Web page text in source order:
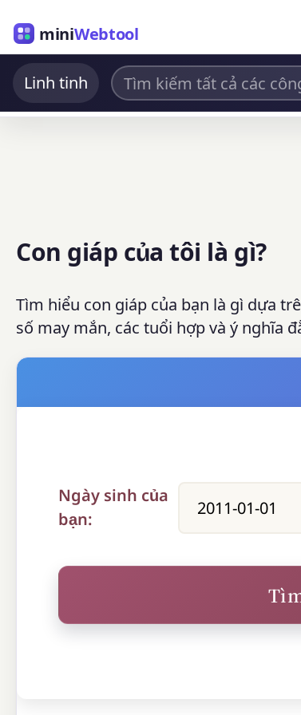
miniWebtool
Linh tinh
Con giáp của tôi là gì?
Tìm hiểu con giáp của bạn là gì dựa
số may mắn, các tuổi hợp và ý nghĩa
Ngày sinh của
bạn: